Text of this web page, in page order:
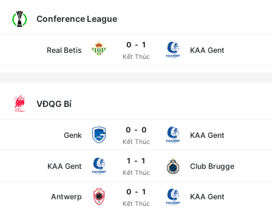
Conference League
Real Betis
Kết Thúc
0 - 1
KAA Gent
VĐQG Bỉ
Genk
Kết Thúc
0 - 0
KAA Gent
KAA Gent
Kết Thúc
1 - 1
Club Brugge
Antwerp
Kết Thúc
0 - 1
KAA Gent